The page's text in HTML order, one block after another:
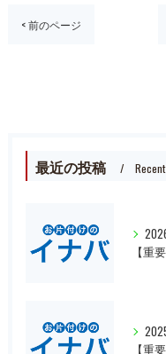
< 前のページ
最近の投稿
【重